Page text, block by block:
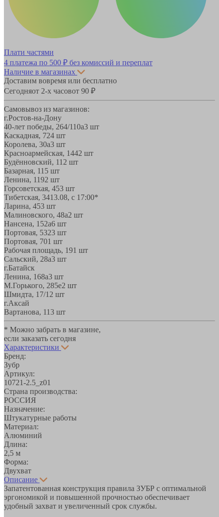
Плати частями
4 платежа по 500 ₽ без комиссий и переплат
Наличие в магазинах
Доставим вовремя или бесплатно
Сегодняот 2-х часовот 90 ₽
Самовывоз из магазинов:
г.Ростов-на-Дону
40-лет победы, 264/110а3 шт
Каскадная, 724 шт
Королева, 30а3 шт
Красноармейская, 1442 шт
Будённовский, 11 2 шт
Базарная, 11 5 шт
Ленина, 1192 шт
Горсоветская, 453 шт
Тибетская, 3413.08, с 17:00*
Ларина, 453 шт
Малиновского, 48а2 шт
Нансена, 152а6 шт
Портовая, 5323 шт
Портовая, 701 шт
Рабочая площадь, 191 шт
Сальский, 28a3 шт
г.Батайск
Ленина, 168а3 шт
М.Горького, 285е2 шт
Шмидта, 17/1 2 шт
г.Аксай
Вартанова, 113 шт
* Можно забрать в магазине,
если заказать сегодня
Характеристики
Бренд:
Зубр
Артикул:
10721-2.5_z01
Страна производства:
РОССИЯ
Назначение:
Штукатурные работы
Материал:
Алюминий
Длина:
2,5 м
Форма:
Двухват
Описание
Запатентованная конструкция правила ЗУБР с оптимальной
эргономикой и повышенной прочностью обеспечивает
удобный захват и увеличенный срок службы.